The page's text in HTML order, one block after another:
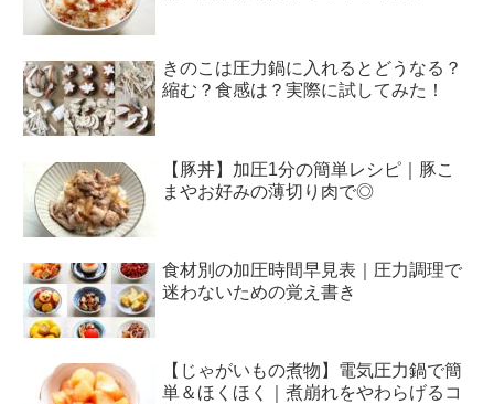
きのこは圧力鍋に入れるとどうなる？
縮む？食感は？実際に試してみた！
【豚丼】加圧1分の簡単レシピ｜豚こ
まやお好みの薄切り肉で◎
食材別の加圧時間早見表｜圧力調理で
迷わないための覚え書き
【じゃがいもの煮物】電気圧力鍋で簡
単＆ほくほく｜煮崩れをやわらげるコ